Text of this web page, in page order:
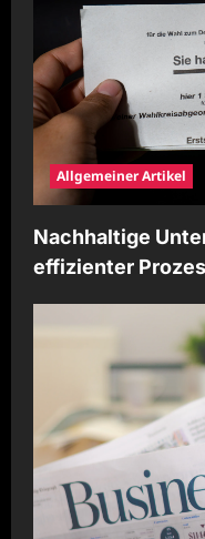
Allgemeiner Artikel
Nachhaltige
effizienter